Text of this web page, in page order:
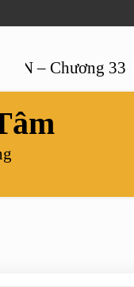
Chương 33 |